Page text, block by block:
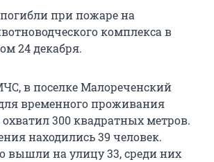
при пожаре на
комплекса в
24 декабря.
в поселке Малореченский
временного проживания
300 квадратных метров.
находились 39 человек.
вышли на улицу 33, среди них